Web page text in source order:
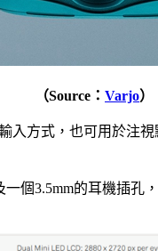
（Source： Varjo）
入方式，也可用於注
個3.5mm的耳機插